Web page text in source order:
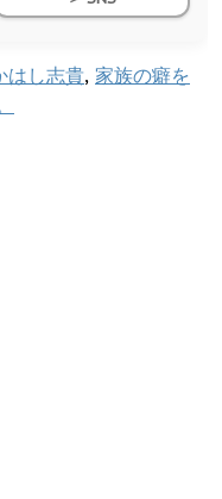
はし志貴, 家族の癖を